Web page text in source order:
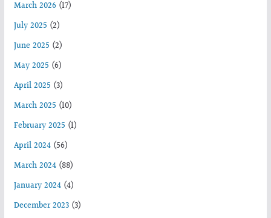
March 2026(17)
July 2025 (2)
June 2025 (2)
May 2025 (6)
April 2025 (3)
March 2025 (10)
February 2025 (1)
April 2024(56)
March 2024(88)
January 2024(4)
December 2023(3)